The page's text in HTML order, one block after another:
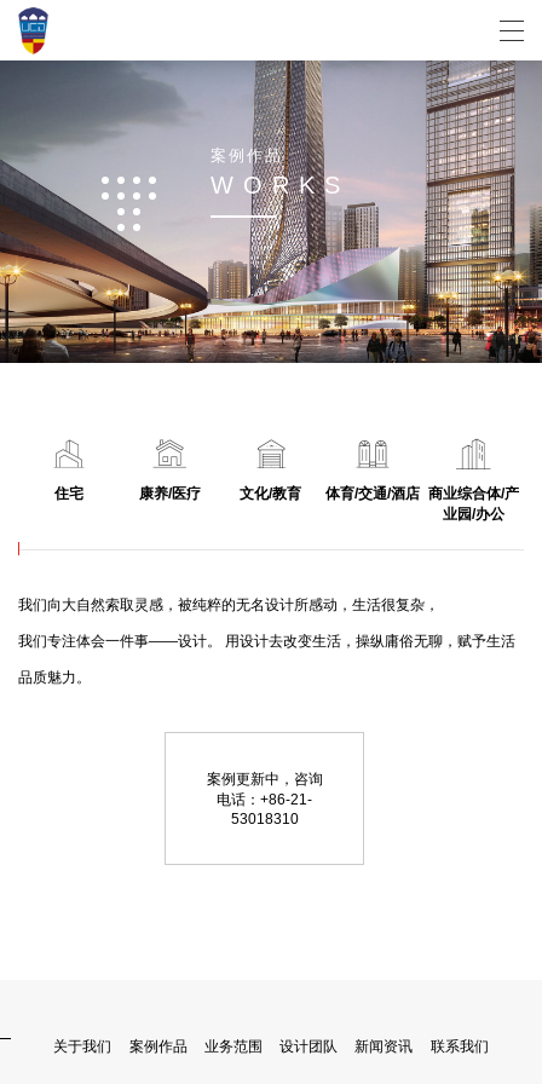
案 例 作品
W ORKS
住宅 康养/医疗 文化/教育 体育/交通/酒店 商业综合体/产
业园/办公
我们向大自然索取灵感，被纯粹的无名设计所感动，生活很复杂，
我们专注体会一件事——设计。 用设计去改变生活，操纵庸俗无聊，赋予生活
品质魅力。
案例更新中，咨询
电话：+86-21-
53018310
关于我们 案例作品 业务范围 设计团队 新闻资讯 联系我们